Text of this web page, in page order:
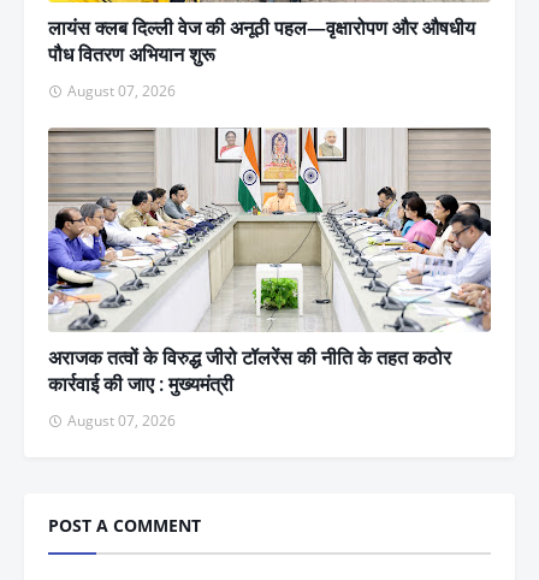
लायंस क्लब दिल्ली वेज की अनूठी पहल—वृक्षारोपण और औषधीय
पौध वितरण अभियान शुरू
August 07, 2026
अराजक तत्वों के विरुद्ध जीरो टॉलरेंस की नीति के तहत कठोर
कार्रवाई की जाए : मुख्यमंत्री
August 07, 2026
POST A COMMENT